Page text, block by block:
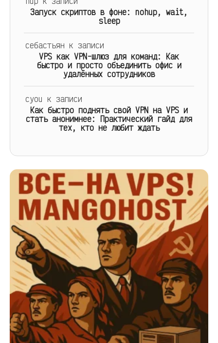
Запуск скриптов в фоне: nohup, wait,
sleep
себастьян к записи
VPS как VPN-шлюз для команд: Как
быстро и просто объединить офис и
удалённых сотрудников
cyou к записи
Как быстро поднять свой VPN на VPS и
стать анонимнее: Практический гайд для
тех, кто не любит ждать